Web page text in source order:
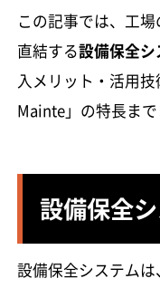
この記事では、工
直結する設備保全シ
入メリット・活用
Mainte」の特長まで
設備保全
設備保全システム